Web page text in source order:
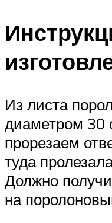
Из листа
диаметром 30
прорезаем
туда
Должно
на